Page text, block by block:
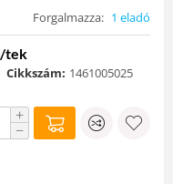
Forgalmazza: 1 eladó
tek
Cikkszám: 1461005025
+
−